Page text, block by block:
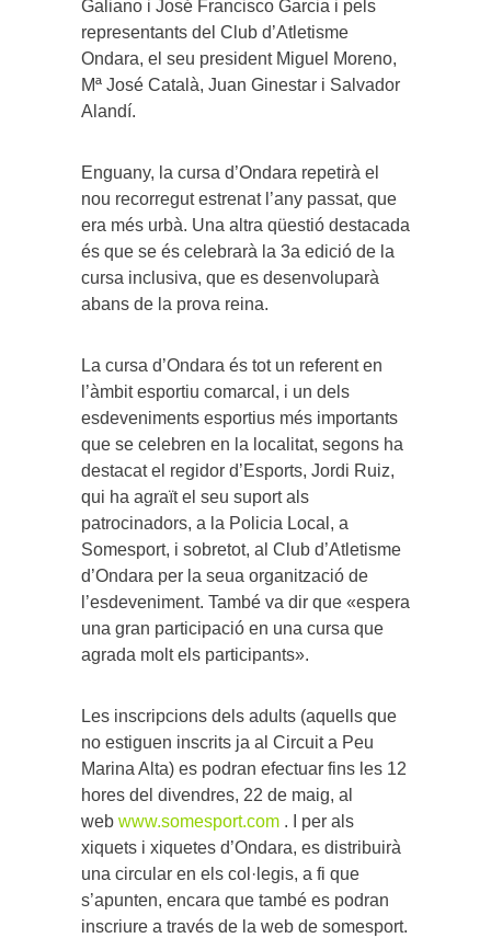
Galiano i José Francisco Garcia i pels
representants del Club d’Atletisme
Ondara, el seu president Miguel Moreno,
Mª José Català, Juan Ginestar i Salvador
Alandí.
Enguany, la cursa d’Ondara repetirà el
nou recorregut estrenat l’any passat, que
era més urbà. Una altra qüestió destacada
és que se és celebrarà la 3a edició de la
cursa inclusiva, que es desenvoluparà
abans de la prova reina.
La cursa d’Ondara és tot un referent en
l’àmbit esportiu comarcal, i un dels
esdeveniments esportius més importants
que se celebren en la localitat, segons ha
destacat el regidor d’Esports, Jordi Ruiz,
qui ha agraït el seu suport als
patrocinadors, a la Policia Local, a
Somesport, i sobretot, al Club d’Atletisme
d’Ondara per la seua organització de
l’esdeveniment. També va dir que «espera
una gran participació en una cursa que
agrada molt els participants».
Les inscripcions dels adults (aquells que
no estiguen inscrits ja al Circuit a Peu
Marina Alta) es podran efectuar fins les 12
hores del divendres, 22 de maig, al
web www.somesport.com . I per als
xiquets i xiquetes d’Ondara, es distribuirà
una circular en els col·legis, a fi que
s’apunten, encara que també es podran
inscriure a través de la web de somesport.